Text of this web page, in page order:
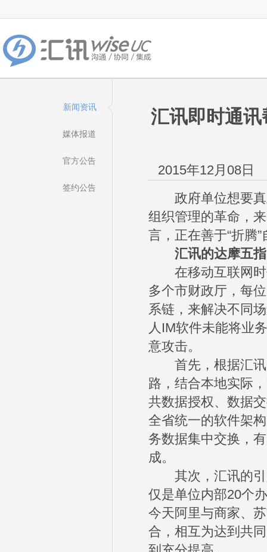
新闻资讯
媒体报道
官方公告
签约公告
汇讯即时通
2015年12月08日
政府单位想要真
组织管理的革命，
言，正在善于“折腾”
汇讯的达摩五指
在移动互联网时
多个市财政厅，每
系链，来解决不同
人IM软件未能将业
意攻击。
首先，根据汇讯
路，结合本地实际
共数据授权、数据
全省统一的软件架
务数据集中交换，
成。
其次，汇讯的引
仅是单位内部20个
今天阿里与商家、
合，相互为达到共